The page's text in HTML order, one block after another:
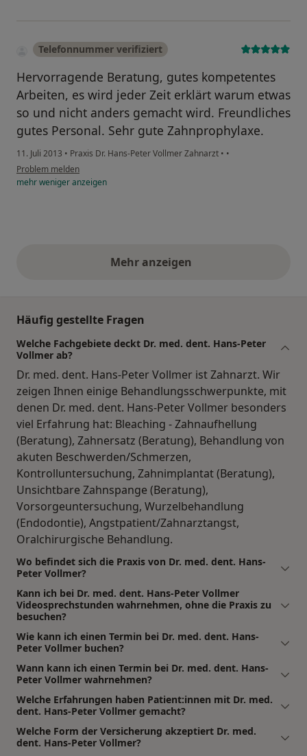
Telefonnummer verifiziert
Hervorragende Beratung, gutes kompetentes
Arbeiten, es wird jeder Zeit erklärt warum etwas
so und nicht anders gemacht wird. Freundliches
gutes Personal. Sehr gute Zahnprophylaxe.
11. Juli 2013 • Praxis Dr. Hans-Peter Vollmer Zahnarzt • •
Problem melden
mehrwenigeranzeigen
Mehr anzeigenobige Stellungnahmen
Häufig gestellte Fragen
Welche Fachgebiete deckt Dr. med. dent. Hans-Peter
Vollmer ab?
Dr. med. dent. Hans-Peter Vollmer ist Zahnarzt. Wir
zeigen Ihnen einige Behandlungsschwerpunkte, mit
denen Dr. med. dent. Hans-Peter Vollmer besonders
viel Erfahrung hat: Bleaching - Zahnaufhellung
(Beratung), Zahnersatz (Beratung), Behandlung von
akuten Beschwerden/Schmerzen,
Kontrolluntersuchung, Zahnimplantat (Beratung),
Unsichtbare Zahnspange (Beratung),
Vorsorgeuntersuchung, Wurzelbehandlung
(Endodontie), Angstpatient/Zahnarztangst,
Oralchirurgische Behandlung.
Wo befindet sich die Praxis von Dr. med. dent. Hans-
Peter Vollmer?
Kann ich bei Dr. med. dent. Hans-Peter Vollmer
Videosprechstunden wahrnehmen, ohne die Praxis zu
besuchen?
Wie kann ich einen Termin bei Dr. med. dent. Hans-
Peter Vollmer buchen?
Wann kann ich einen Termin bei Dr. med. dent. Hans-
Peter Vollmer wahrnehmen?
Welche Erfahrungen haben Patient:innen mit Dr. med.
dent. Hans-Peter Vollmer gemacht?
Welche Form der Versicherung akzeptiert Dr. med.
dent. Hans-Peter Vollmer?